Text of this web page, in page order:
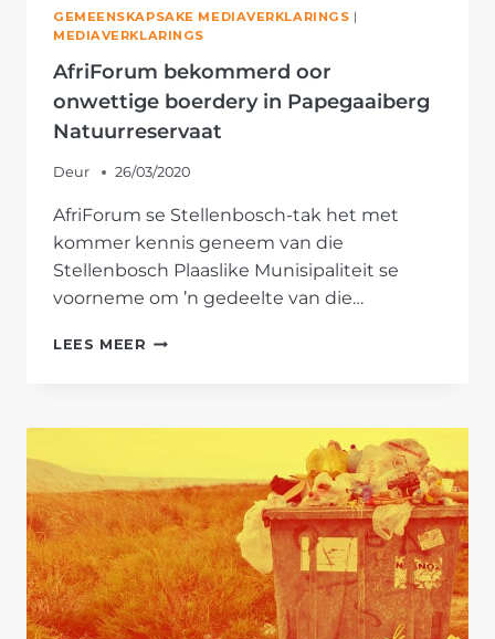
GEMEENSKAPSAKE MEDIAVERKLARINGS |
MEDIAVERKLARINGS
AfriForum bekommerd oor
onwettige boerdery in Papegaaiberg
Natuurreservaat
Deur 26/03/2020
AfriForum se Stellenbosch-tak het met
kommer kennis geneem van die
Stellenbosch Plaaslike Munisipaliteit se
voorneme om ’n gedeelte van die…
LEES MEER AFRIFORUM
BOERDERY
PAPEGAAIBERG
NATUURRESERVAAT